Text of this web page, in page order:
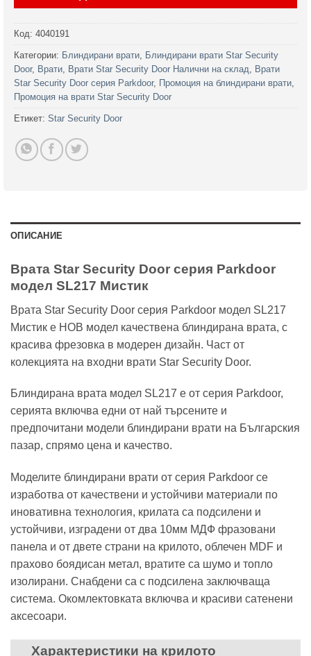
Код: 4040191
Категории: Блиндирани врати, Блиндирани врати Star Security
Door, Врати, Врати Star Security Door Налични на склад, Врати
Star Security Door серия Parkdoor, Промоция на блиндирани врати,
Промоция на врати Star Security Door
Етикет: Star Security Door
ОПИСАНИЕ
Врата Star Security Door серия Parkdoor
модел SL217 Мистик
Врата Star Security Door серия Parkdoor модел SL217
Мистик е НОВ модел качествена блиндирана врата, с
красива фрезовка в модерен дизайн. Част от
колекцията на входни врати Star Security Door.
Блиндирана врата модел SL217 е от серия Parkdoor,
серията включва едни от най търсените и
предпочитани модели блиндирани врати на Българския
пазар, спрямо цена и качество.
Моделите блиндирани врати от серия Parkdoor се
изработва от качествени и устойчиви материали по
иновативна технология, крилата са подсилени и
устойчиви, изградени от два 10мм МДФ фразовани
панела и от двете страни на крилото, облечен MDF и
прахово боядисан метал, вратите са шумо и топло
изолирани. Снабдени са с подсилена заключваща
система. Окомлектовката включва и красиви сатенени
аксесоари.
Характеристики на крилото